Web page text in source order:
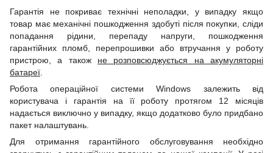
Гарантія не покриває технічні неполадки, у випадку якщо
товар має механічні пошкодження здобуті після покупки, сліди
попадання рідини, перепаду напруги, пошкодження
гарантійних пломб, перепрошивки або втручання у роботу
пристрою, а також не розповсюджується на акумуляторні
батареї
Робота операційної системи Windows залежить від
користувача і гарантія на її роботу протягом 12 місяців
надається виключно у випадку, якщо додатково було придбано
пакет налаштувань.
Для отримання гарантійного обслуговування необхідно